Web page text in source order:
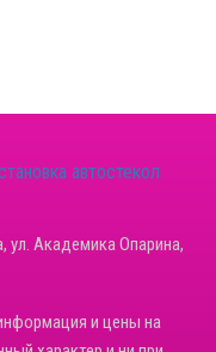
ул. Академика Опарина,
и цены на